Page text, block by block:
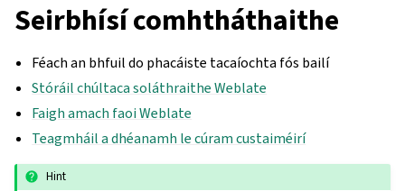
Seirbhísí comhtháthaithe
Féach an bhfuil do phacáiste tacaíochta fós bailí
Stóráil chúltaca soláthraithe Weblate
Faigh amach faoi Weblate
Teagmháil a dhéanamh le cúram custaiméirí
Hint